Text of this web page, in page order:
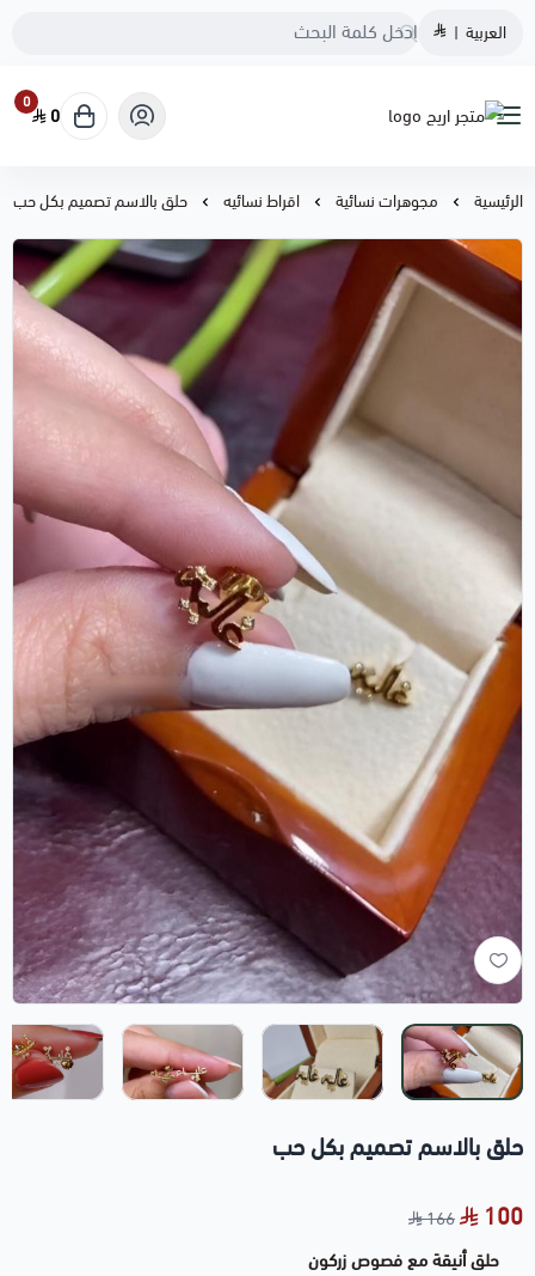
العربية |
متجر اريج
0
0
الرئيسية مجوهرات نسائية اقراط نسائيه حلق بالاسم تصميم بكل حب
حلق بالاسم تصميم بكل حب
100
166
حلق أنيقة مع فصوص زركون